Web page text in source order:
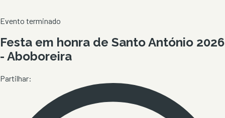
Evento terminado
Festa em honra de Santo António 2026
- Aboboreira
Partilhar: